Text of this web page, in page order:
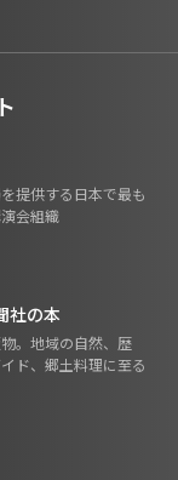
提供する日本で最も
会組織
社の本
。地域の自然、歴
ド、郷土料理に至る